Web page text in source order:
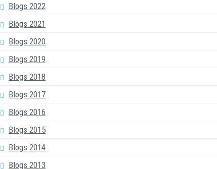
Blogs 2022
Blogs 2021
Blogs 2020
Blogs 2019
Blogs 2018
Blogs 2017
Blogs 2016
Blogs 2015
Blogs 2014
Blogs 2013